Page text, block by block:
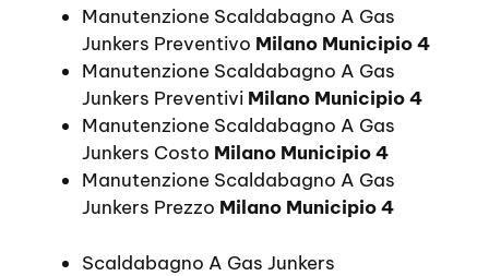
Manutenzione Scaldabagno A Gas
Junkers Preventivo Milano Municipio 4
Manutenzione Scaldabagno A Gas
Junkers Preventivi Milano Municipio 4
Manutenzione Scaldabagno A Gas
Junkers Costo Milano Municipio 4
Manutenzione Scaldabagno A Gas
Junkers Prezzo Milano Municipio 4
Scaldabagno A Gas Junkers